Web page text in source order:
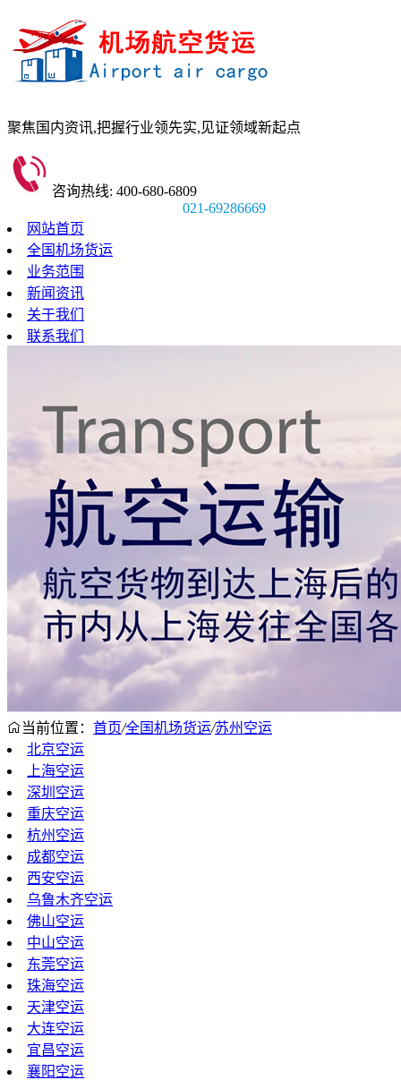
聚焦国内资讯,把握行业领先实,见证领域新起点
咨询热线: 400-680-6809
021-69286669
网站首页
全国机场货运
业务范围
新闻资讯
关于我们
联系我们
当前位置： 首页/全国机场货运/苏州空运
北京空运
上海空运
深圳空运
重庆空运
杭州空运
成都空运
西安空运
乌鲁木齐空运
佛山空运
中山空运
东莞空运
珠海空运
天津空运
大连空运
宜昌空运
襄阳空运